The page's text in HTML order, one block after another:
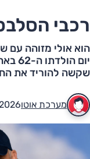
רכבי
הוא אולי מזוהה עם
יום
שקשה להוריד את
מערכת אוטו